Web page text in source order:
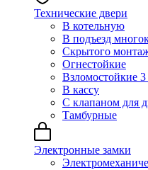
Технические двери
В котельную
В подъезд
Скрытого
Огнестойкие
Взломостойкие
В кассу
С клапаном для
Тамбурные
Электронные замки